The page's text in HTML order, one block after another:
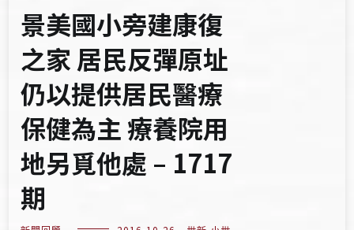
景美國小旁建康復
之家 居民反彈原址
仍以提供居民醫療
保健為主 療養院用
地另覓他處 – 1717
期